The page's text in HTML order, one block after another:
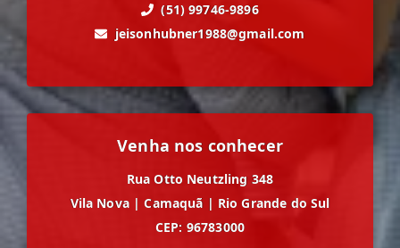
(51) 99746-9896
jeisonhubner1988@gmail.com
Venha nos conhecer
Rua Otto Neutzling 348
Vila Nova | Camaquã | Rio Grande do Sul
CEP: 96783000